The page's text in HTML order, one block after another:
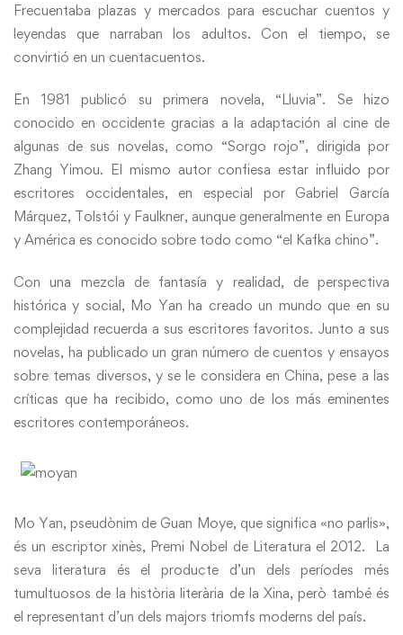
Frecuentaba plazas y mercados para escuchar cuentos y
leyendas que narraban los adultos. Con el tiempo, se
convirtió en un cuentacuentos.
En 1981 publicó su primera novela, “Lluvia”. Se hizo
conocido en occidente gracias a la adaptación al cine de
algunas de sus novelas, como “Sorgo rojo”, dirigida por
Zhang Yimou. El mismo autor confiesa estar influido por
escritores occidentales, en especial por Gabriel García
Márquez, Tolstói y Faulkner, aunque generalmente en Europa
y América es conocido sobre todo como “el Kafka chino”.
Con una mezcla de fantasía y realidad, de perspectiva
histórica y social, Mo Yan ha creado un mundo que en su
complejidad recuerda a sus escritores favoritos. Junto a sus
novelas, ha publicado un gran número de cuentos y ensayos
sobre temas diversos, y se le considera en China, pese a las
críticas que ha recibido, como uno de los más eminentes
escritores contemporáneos.
Mo Yan, pseudònim de Guan Moye, que significa «no parlis»,
és un escriptor xinès, Premi Nobel de Literatura el 2012. La
seva literatura és el producte d’un dels períodes més
tumultuosos de la història literària de la Xina, però també és
el representant d’un dels majors triomfs moderns del país.